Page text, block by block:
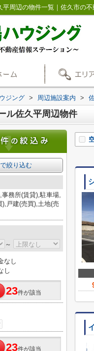
平周辺の物件一覧｜佐久市の
ジング > 周辺施設案内 >
ル佐久平周辺物件
絞り込む
務所(賃貸),駐車場,
),戸建(売買),土地(売
～
なし
し
23件が該当
23件が該当